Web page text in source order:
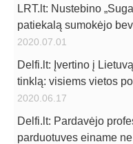
LRT.lt: Nustebino
patiekalą sumokėjo
2020.07.01
Delfi.lt: Įvertino į
tinklą: visiems vietos
2020.06.17
Delfi.lt: Pardavėjo
parduotuves einame